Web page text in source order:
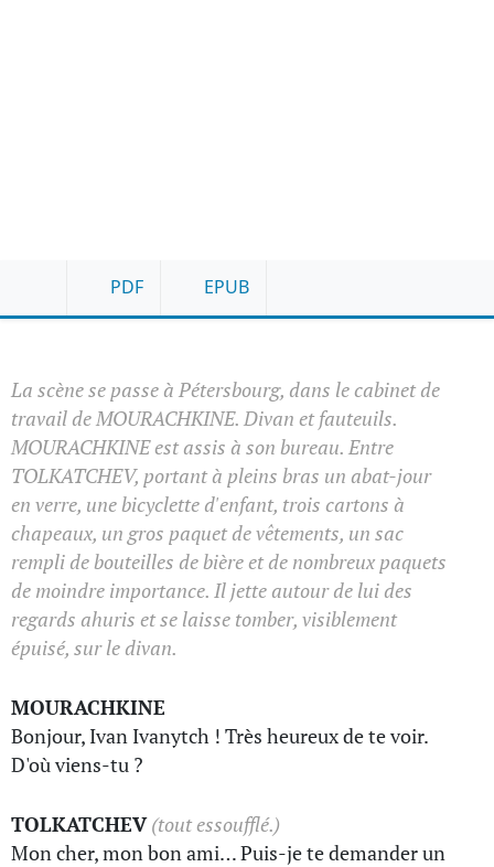
PDF EPUB
La scène se passe à Pétersbourg, dans le cabinet de
travail de MOURACHKINE. Divan et fauteuils.
MOURACHKINE est assis à son bureau. Entre
TOLKATCHEV, portant à pleins bras un abat-jour
en verre, une bicyclette d'enfant, trois cartons à
chapeaux, un gros paquet de vêtements, un sac
rempli de bouteilles de bière et de nombreux paquets
de moindre importance. Il jette autour de lui des
regards ahuris et se laisse tomber, visiblement
épuisé, sur le divan.
MOURACHKINE
Bonjour, Ivan Ivanytch ! Très heureux de te voir.
D'où viens-tu ?
TOLKATCHEV(tout essoufflé.)
Mon cher, mon bon ami… Puis-je te demander un